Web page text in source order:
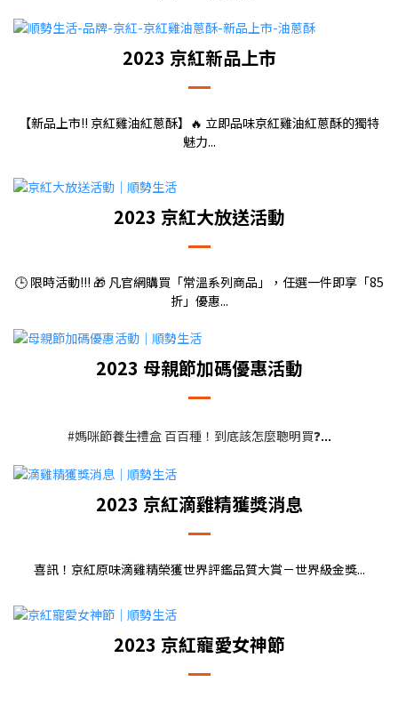
2023 京紅新品上市
【新品上市!! 京紅雞油紅蔥酥】🔥 立即品味京紅雞油紅蔥酥的獨特
魅力...
2023 京紅大放送活動
🕒 限時活動!!! 🎁 凡官網購買「常溫系列商品」，任選一件即享「85
折」優惠...
2023 母親節加碼優惠活動
#媽咪節養生禮盒 百百種！到底該怎麼聰明買❓...
2023 京紅滴雞精獲獎消息
喜訊！京紅原味滴雞精榮獲世界評鑑品質大賞－世界級金獎...
2023 京紅寵愛女神節